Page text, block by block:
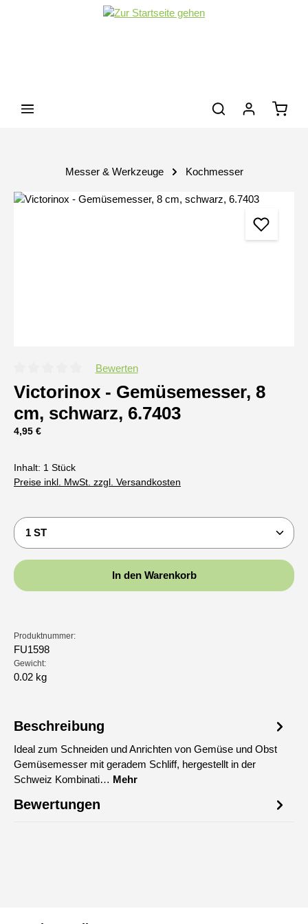
Zum Hauptinhalt springen
Messer & Werkzeuge Kochmesser
Bildergalerie überspringen
Bewerten
Victorinox - Gemüsemesser, 8
cm, schwarz, 6.7403
Regulärer Preis:
4,95 €
Inhalt: 1 Stück
Preise inkl. MwSt. zzgl. Versandkosten
Produkt Anzahl: Gib den gewünschten Wert ein
In den Warenkorb
Produktnummer:
FU1598
Gewicht:
0.02 kg
Beschreibung
Ideal zum Schneiden und Anrichten von Gemüse und Obst
Gemüsemesser mit geradem Schliff, hergestellt in der
Schweiz Kombinati… Mehr
Bewertungen